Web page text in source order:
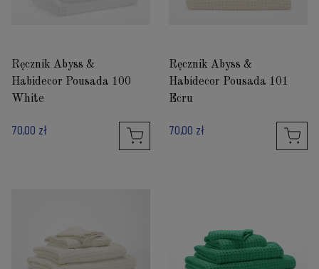
Ręcznik Abyss &
Habidecor Pousada 100
White
70,00 zł
Ręcznik Abyss &
Habidecor Pousada 101
Ecru
70,00 zł